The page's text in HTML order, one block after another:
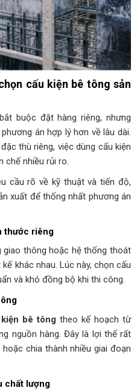
cấu kiện bê tông sản
buộc đặt hàng riêng, nhưng
án hợp lý hơn về lâu dài.
thù riêng, việc dùng cấu kiện
chế nhiều rủi ro.
cầu rõ về kỹ thuật và tiến độ,
xuất để thống nhất phương án
thước riêng
giao thông hoặc hệ thống thoát
khác nhau. Lúc này, chọn cấu
và khó đồng bộ khi thi công.
bê tông theo kế hoạch từ
nguồn hàng. Đây là lợi thế rất
chia thành nhiều giai đoạn
chất lượng